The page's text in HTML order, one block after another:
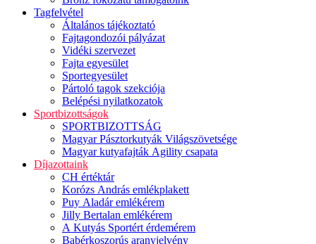
Tagfelvétel
Általános tájékoztató
Fajtagondozói pályázat
Vidéki szervezet
Fajta egyesület
Sportegyesület
Pártoló tagok szekciója
Belépési nyilatkozatok
Sportbizottságok
SPORTBIZOTTSÁG
Magyar Pásztorkutyák Világszövetsége
Magyar kutyafajták Agility csapata
Díjazottaink
CH értéktár
Korózs András emlékplakett
Puy Aladár emlékérem
Jilly Bertalan emlékérem
A Kutyás Sportért érdemérem
Babérkoszorús aranyjelvény